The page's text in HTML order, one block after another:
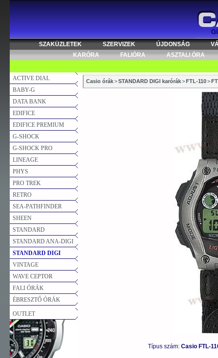
SZAKÜZLETEK SZERVIZEK ÚJDONSÁG
KARÓRA
FALIÓRA ASZTALI ÓRA
ACTIVE DIAL
BABY-G
DATA BANK
EDIFICE
EDIFICE PREMIUM
G-SHOCK
G-SHOCK PRO
LINEAGE
PHYS
PRO TREK
RETRO
SEA-PATHFINDER
SHEEN
STANDARD
STANDARD ANA-DIGI
STANDARD DIGI
VINTAGE
WAVE CEPTOR
FALI ÓRÁK
ÉBRESZTŐ ÓRÁK
OUTLET
Casio órák>STANDARD DIGI karórák>FTL-110>
Típus szám: Casio FTL-